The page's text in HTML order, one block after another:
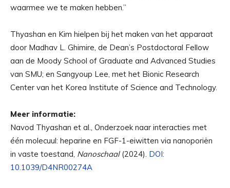
waarmee we te maken hebben.”
Thyashan en Kim hielpen bij het maken van het apparaat
door Madhav L. Ghimire, de Dean’s Postdoctoral Fellow
aan de Moody School of Graduate and Advanced Studies
van SMU; en Sangyoup Lee, met het Bionic Research
Center van het Korea Institute of Science and Technology.
Meer informatie:
Navod Thyashan et al., Onderzoek naar interacties met
één molecuul: heparine en FGF-1-eiwitten via nanoporiën
in vaste toestand, Nanoschaal(2024). DOI:
10.1039/D4NR00274A